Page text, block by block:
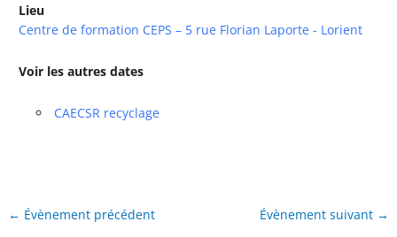
Lieu
Centre de formation CEPS – 5 rue Florian Laporte - Lorient
Voir les autres dates
CAECSR recyclage
← Évènement précédent Évènement suivant →